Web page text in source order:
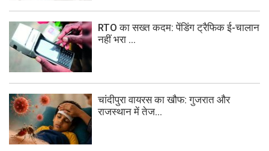
RTO का सख्त कदम: पेंडिंग ट्रैफिक ई-चालान
नहीं भरा ...
चांदीपुरा वायरस का खौफ: गुजरात और
राजस्थान में तेज...